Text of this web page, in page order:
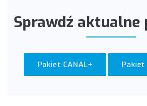
Sprawdź aktualne
Pakiet CANAL+ Pakiet